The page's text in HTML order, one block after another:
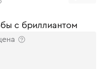
с бриллиантом